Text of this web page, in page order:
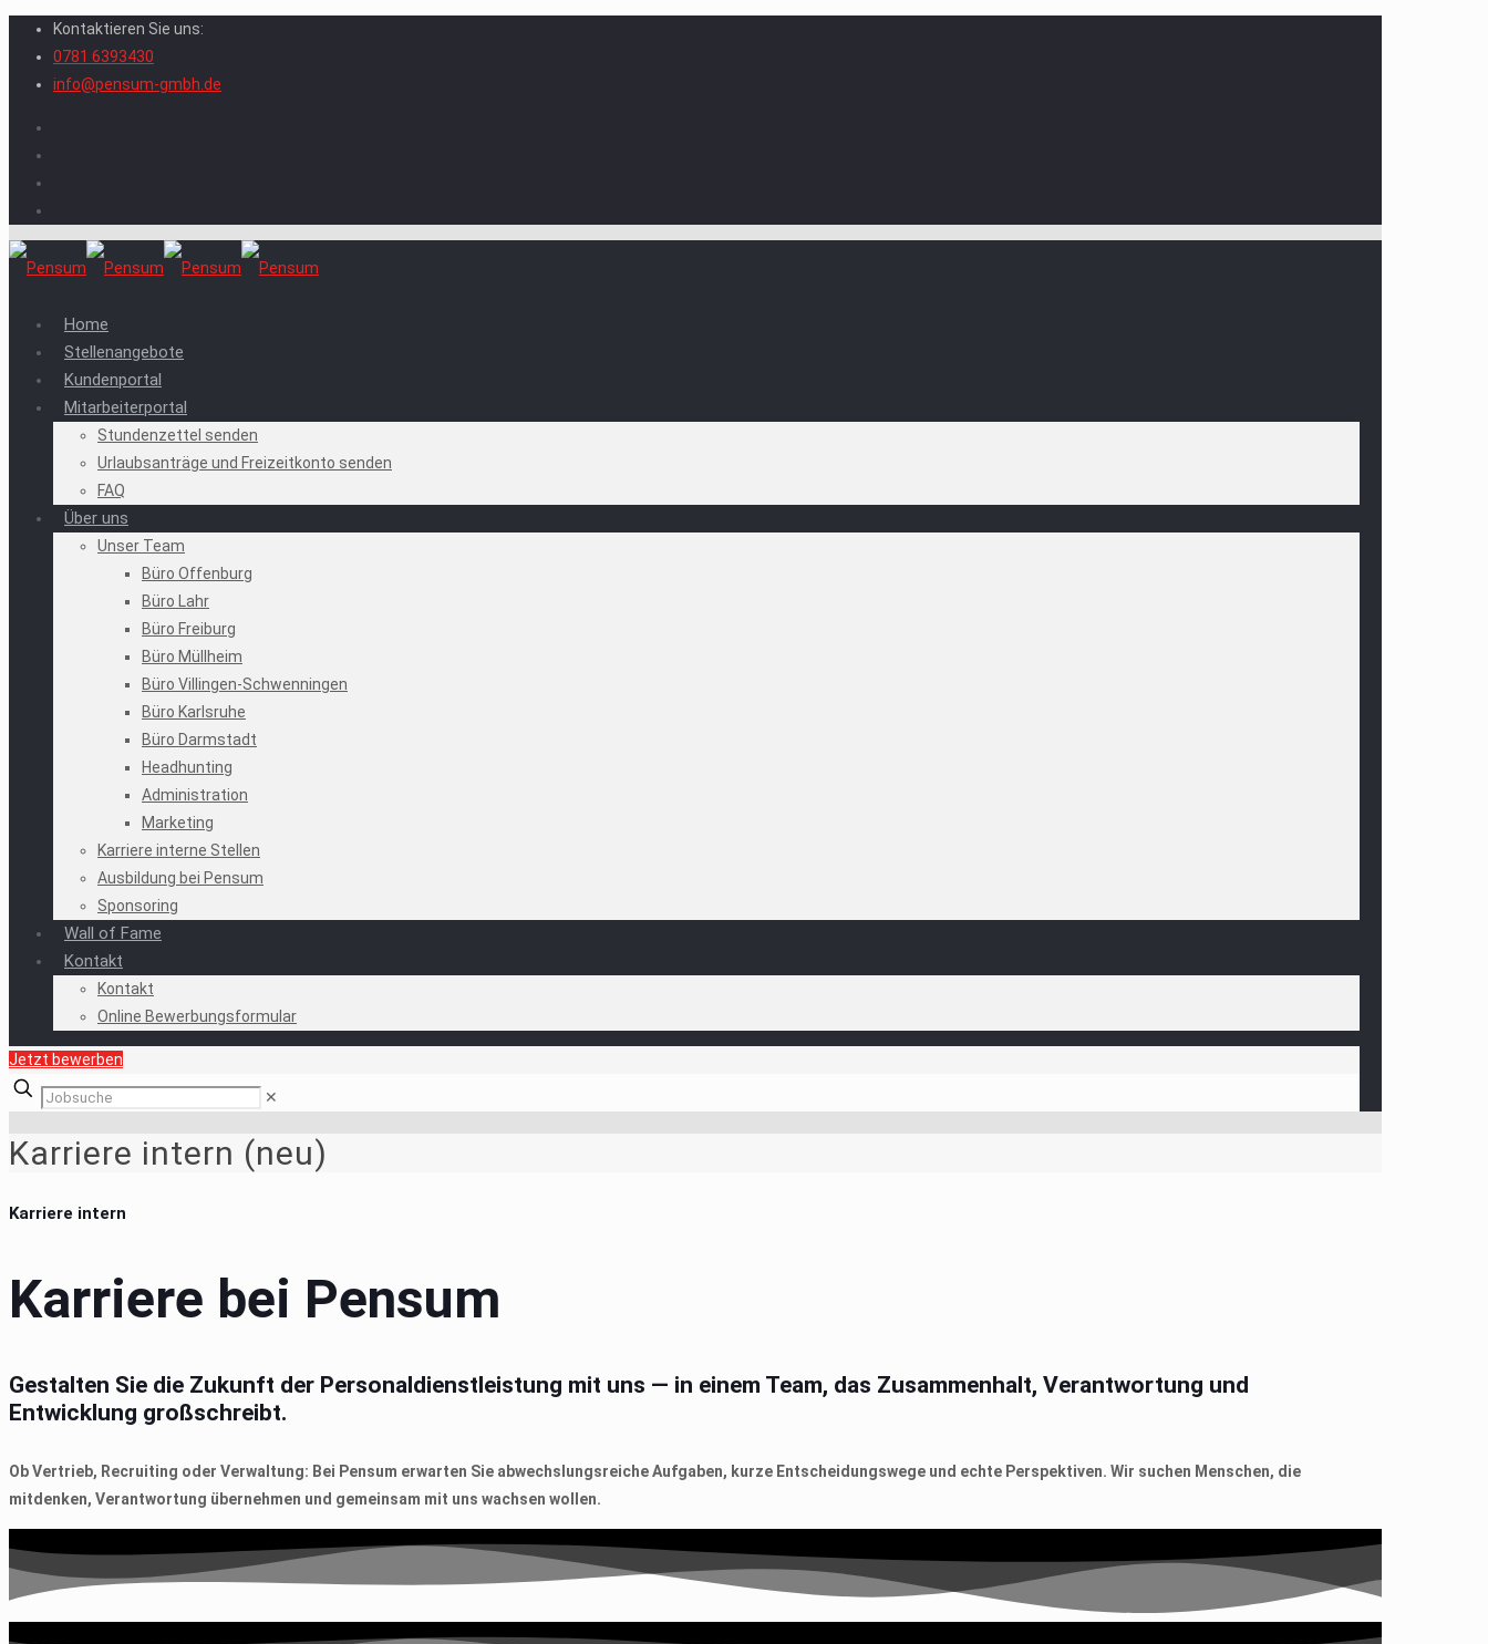
Kontaktieren Sie uns:
0781 6393430
info@pensum-gmbh.de
Home
Stellenangebote
Kundenportal
Mitarbeiterportal
Stundenzettel senden
Urlaubsanträge und Freizeitkonto senden
FAQ
Über uns
Unser Team
Büro Offenburg
Büro Lahr
Büro Freiburg
Büro Müllheim
Büro Villingen-Schwenningen
Büro Karlsruhe
Büro Darmstadt
Headhunting
Administration
Marketing
Karriere interne Stellen
Ausbildung bei Pensum
Sponsoring
Wall of Fame
Kontakt
Kontakt
Online Bewerbungsformular
Jetzt bewerben
✕
Karriere intern (neu)
Karriere intern
Karriere bei Pensum
Gestalten Sie die Zukunft der Personaldienstleistung mit uns — in einem Team, das Zusammenhalt, Verantwortung und
Entwicklung großschreibt.
Ob Vertrieb, Recruiting oder Verwaltung: Bei Pensum erwarten Sie abwechslungsreiche Aufgaben, kurze Entscheidungswege und echte Perspektiven. Wir suchen Menschen, die
mitdenken, Verantwortung übernehmen und gemeinsam mit uns wachsen wollen.